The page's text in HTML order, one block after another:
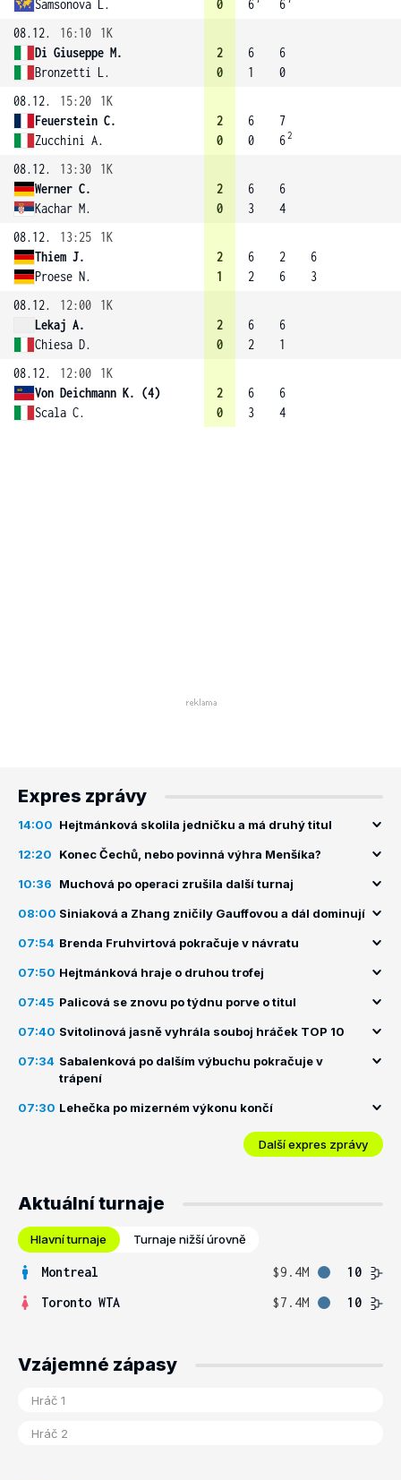
Samsonova L. 0 6 6
08.12. 16:10
1K
Di Giuseppe M.
Bronzetti L.
2
0
6
1
6
0
08.12.
15:20
1K
Feuerstein C.
Zucchini A.
2
0
6
0
7
62
08.12. 13:30
1K
Werner C.
Kachar M.
2
0
6
3
6
4
08.12.
13:25
1K
Thiem J.
Proese N.
2
1
6
2
2
6
6
3
08.12.
12:00
1K
Lekaj A.
Chiesa D.
2
0
6
2
6
1
08.12.
12:00
1K
Von Deichmann K. (4)
Scala C.
2
0
6
3
6
4
Expres zprávy
14:00 Hejtmánková skolila jedničku a má druhý titul
12:20 Konec Čechů, nebo povinná výhra Menšíka?
10:36 Muchová po operaci zrušila další turnaj
08:00 Siniaková a Zhang zničily Gauffovou a dál dominují
07:54 Brenda Fruhvirtová pokračuje v návratu
07:50 Hejtmánková hraje o druhou trofej
07:45 Palicová se znovu po týdnu porve o titul
07:40 Svitolinová jasně vyhrála souboj hráček TOP 10
07:34 Sabalenková po dalším výbuchu pokračuje v
trápení
07:30 Lehečka po mizerném výkonu končí
Další expres zprávy
Aktuální turnaje
Hlavní turnaje Turnaje nižší úrovně
Montreal $9.4M
10
Toronto WTA
$7.4M 10
Vzájemné zápasy